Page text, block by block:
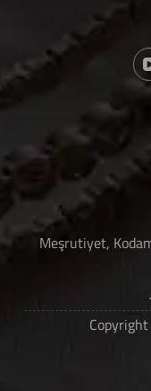
Meşrutiyet,